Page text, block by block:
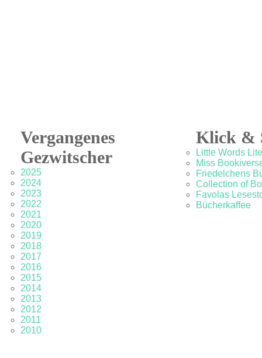
Vergangenes
Gezwitscher
2025
2024
2023
2022
2021
2020
2019
2018
2017
2016
2015
2014
2013
2012
2011
2010
Klick &
Little Words
Miss
Friedelchens
Collection of
Favolas
Bücherkaffee